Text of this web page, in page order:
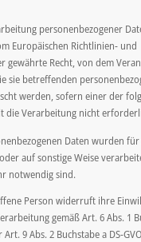
personenbezogener
Europäischen Richtlinien- und
gewährte Recht, von dem
sie betreffenden
werden, sofern einer der
die Verarbeitung nicht
Daten wurden für
auf sonstige Weise
notwendig sind.
Person widerruft ihre
gemäß Art. 6 Abs. 1
Art. 9 Abs. 2 Buchstabe a DS-